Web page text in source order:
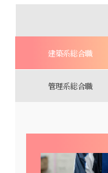
建築系総合職
管理系総合職